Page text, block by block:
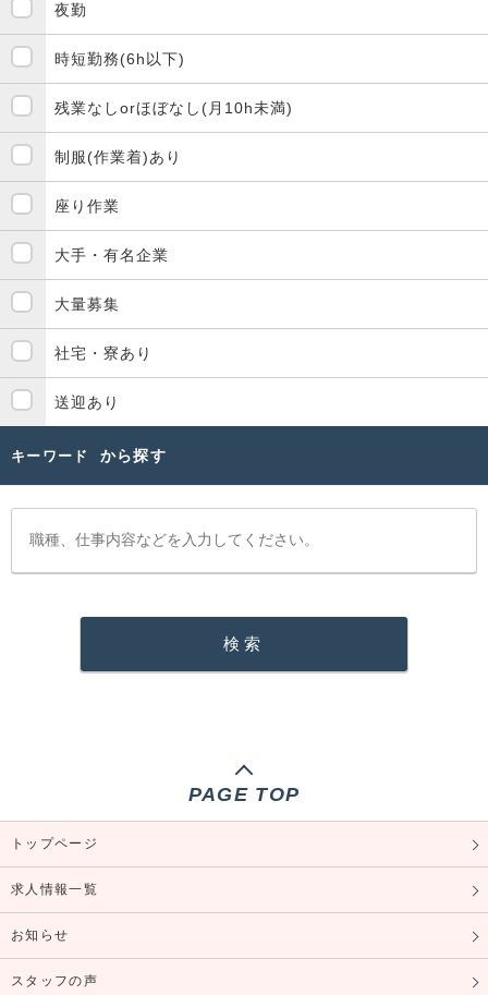
夜勤
時短勤務(6h以下)
残業なしorほぼなし(月10h未満)
制服(作業着)あり
座り作業
大手・有名企業
大量募集
社宅・寮あり
送迎あり
キーワード から探す
PAGE TOP
トップページ
求人情報一覧
お知らせ
スタッフの声